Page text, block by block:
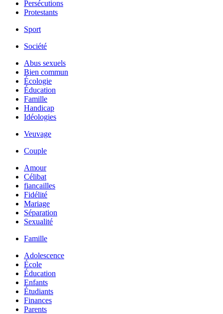
Persécutions
Protestants
Sport
Société
Abus sexuels
Bien commun
Écologie
Éducation
Famille
Handicap
Idéologies
Veuvage
Couple
Amour
Célibat
fiancailles
Fidélité
Mariage
Séparation
Sexualité
Famille
Adolescence
École
Éducation
Enfants
Étudiants
Finances
Parents